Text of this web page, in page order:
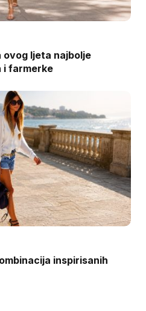
ovog ljeta najbolje
i farmerke
inspirisanih